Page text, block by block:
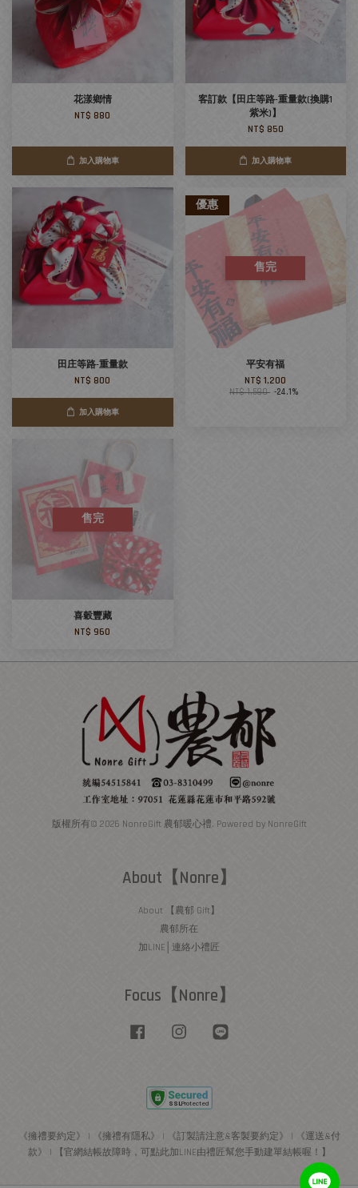
花漾鄉情
NT$ 880
加入購物車
客訂款【田庄等路-重量款(換購1
紫米)】
NT$ 850
加入購物車
田庄等路-重量款
NT$ 800
加入購物車
優惠
售完
平安有福
NT$ 1,200
NT$ 1,580 -24.1%
售完
喜穀豐藏
NT$ 960
版權所有© 2026 NonreGift 農郁暖心禮. Powered by NonreGift
About【Nonre】
About 【農郁 Gift】
農郁所在
加LINE│連絡小禮匠
Focus【Nonre】
Facebook Instagram
《擁禮要約定》 | 《擁禮有隱私》 | 《訂製請注意&客製要約定》 |
《運送&付
款》
| 【官網結帳故障時，可點此加LINE由禮匠幫您手動建單結帳喔！】